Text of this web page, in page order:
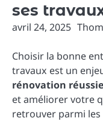
ses
avril 24, 2025
Choisir la bonne
travaux est un
rénovation réussie
et améliorer votre
retrouver parmi